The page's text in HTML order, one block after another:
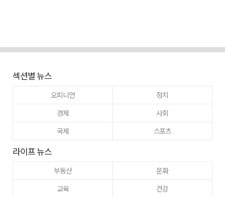
섹션별 뉴스
오피니언
정치
경제
사회
국제
스포츠
라이프 뉴스
부동산
문화
교육
건강